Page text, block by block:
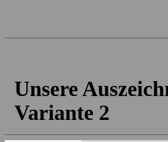
Unsere
Variante 2